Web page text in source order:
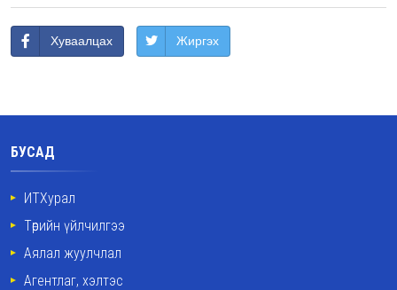
Хуваалцах Жиргэх
БУСАД
ИТХурал
Төрийн үйлчилгээ
Аялал жуулчлал
Агентлаг, хэлтэс